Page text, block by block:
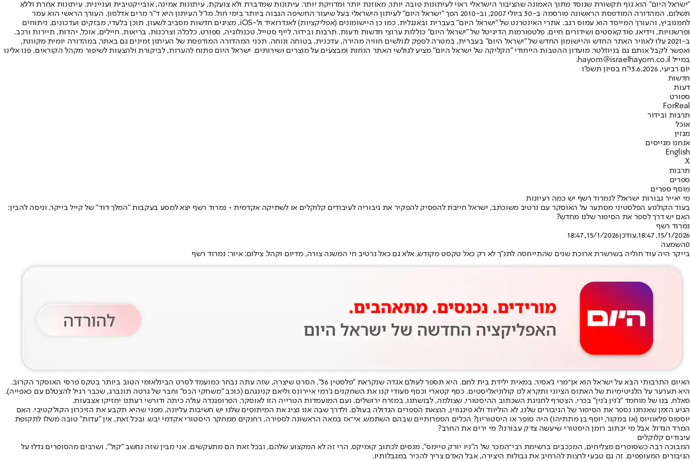
"ישראל היום" הוא גוף תקשורת שנוסד מתוך האמונה שהציבור הישראלי ראוי לעיתונות טובה יותר, מאוזנת יותר ומדויקת יותר. עיתונות שמדברת ולא צועקת. עיתונות אמינה, אובייקטיבית ועניינית. עיתונות אחרת וללא
תשלום. המהדורה המודפסת הראשונה פורסמה ב-30 ביולי 2007, וב-2010 הפך "ישראל היום" לעיתון הישראלי בעל שיעור החשיפה הגבוה ביותר בימי חול. מו"ל העיתון היא ד"ר מרים אדלסון. העורך הראשי הוא עמר
לחמנוביץ, והעורך המייסד הוא עמוס רגב. אתרי האינטרנט של "ישראל היום" בעברית ובאנגלית, כמו כן היישומונים (אפליקציות) לאנדרואיד ול-iOS, מציגים חדשות מסביב לשעון, תוכן בלעדי, מבזקים ועדכונים, ניתוחים
ופרשנויות, וידיאו, פודקאסטים ושידורים חיים. פלטפורמות הדיגיטל של "ישראל היום" כוללות ערוצי חדשות ודעות, תרבות ובידור, לייף סטייל, טכנולוגיה, ספורט, כלכלה וצרכנות, בריאות, חיילים, אוכל, יהדות, תיירות ורכב.
ב-2021 עלו לאוויר האתר החדש והיישומון החדש של "ישראל היום" בעברית, במטרה לספק לגולשים חוויה מהירה, עדכנית, בטוחה ונוחה. תכני המהדורה המודפסת של העיתון זמינים גם באתר, במהדורה יומית מקוונת,
ואפשר לקבל אותם גם בניוזלטר. מועדון ההטבות הייחודי "הקליקה של ישראל היום" מציע לגולשי האתר הנחות ומבצעים על מוצרים ושירותים. ישראל היום פתוח להערות, לביקורת ולהצעות לשיפור מקהל הקוראים. פנו אלינו
במייל hayom@israelhayom.co.il.
יום רביעי, 3.6.2026
י"ח בסיון תשפ"ו
חדשות
דעות
ספורט
ForReal
תרבות ובידור
אוכל
מגזין
אנחנו מגייסים
English
X
תרבות
ספרים
מוסף ספרים
מי יאייר גבורות ישראל? לנמרוד רשף יש כמה רעיונות
בעוד הקולנוע הפלסטיני מסתער על האוסקר עם נרטיב משוכתב, ישראל חייבת להפסיק להפקיר את גיבוריה לעיבודים קלוקלים או לשתיקה אקדמית • נמרוד רשף יצא למסע בעקבות "המלך דוד" של קייל בייקר, וניסה להבין:
האם יש דרך לספר את הסיפור שלנו מחדש?
נמרוד רשף
15/1/2026, 18:47
,עודכן15/1/2026, 18:47
0השמעה
בייקר היה עוד חוליה בשרשרת ארוכת שנים שהתייחסה לתנ"ך לא רק כאל טקסט מקודש, אלא גם כאל נרטיב חי המשנה צורה, מדיום וקהל. צילום: איור: נמרוד רשף
האיום התרבותי הבא על ישראל הוא אן־מרי ג'אסיר, במאית ילידת בית לחם. היא תספר לעולם אגדה שנקראת "פלסטין 36", הסרט שיצרה, שזה עתה נבחר כמועמד לסרט הבינלאומי הטוב ביותר בטקס פרסי האוסקר הקרוב.
היא תערער על הלגיטימיות של האתוס הציוני ותקרא לנו קולוניאליסטים. כסף קטארי וכסף סעודי קנו את השחקנים ג'רמי איירונס וליאם קנינגהם (כוכב "משחקי הכס" וחבר של גרטה תונברג, שכבר רגיל להצטלם עם כאפייה).
סאלח, בנו של מוחמד "ג'נין ג'נין" בכרי, הצטרף לחגיגת השכתוב ההיסטורי, שצולמה, לבושתנו, במזרח ירושלים. ועם המועמדות הטרייה הזו לאוסקר, הפרופגנדה עולה כיתה ודורשי רעתנו יחזיקו אצבעות.
הגיע הזמן שאנחנו נספר את הסיפור של הגיבורים שלנו, לא הוליווד ולא פינגווין, הוצאת הספרים הגדולה בעולם. ולדרך שבה אנו נציג את המיתוסים שלנו יש חשיבות עליונה, מפני שהיא תקבע את הזיכרון הקולקטיבי. האם
יוספוס פלאוויוס (או במקור, יוסף בן מתתיהו) היה סופר או היסטוריון? הכלים הספרותיים שבהם השתמש, אי־אז במאה הראשונה לספירה, רחוקים ממחקר היסטורי אקדמי יבש. ובכל זאת, אין "עדות" טובה משלו לתקופת
המרד הגדול. אבל מי יכתוב רומן היסטורי שיעשה צדק עבורנו? מי ירים את החרב?
עיבודים קלוקלים
המבוכה רבה כשסופרים מצליחים, המככבים ברשימת רבי־המכר של ה"ניו יורק טיימס", מנסים לכתוב קומיקס. הרי זה לא המקצוע שלהם, ובכל זאת הם מתעקשים. אני מבין שזה נחשב "קול", ושרבים מהסופרים גדלו על
הגיבורים המעופפים. זה גם טבעי לרצות להרחיב את גבולות היצירה, אבל האדם צריך להכיר במגבלותיו.